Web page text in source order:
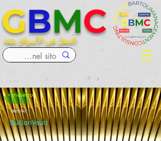
التنقل في الأسواق بثقة
GBMC
< Indietro
18‏/4‏/25
BullionVault